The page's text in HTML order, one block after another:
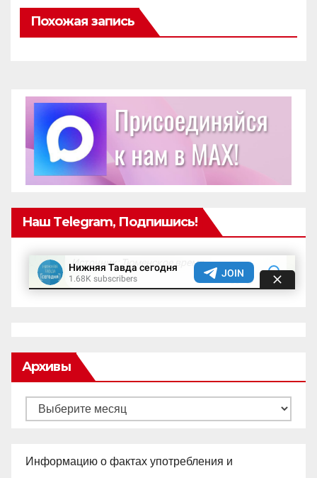
Похожая запись
Наш Telegram, Подпишись!
Архивы
Архивы
Информацию о фактах употребления и